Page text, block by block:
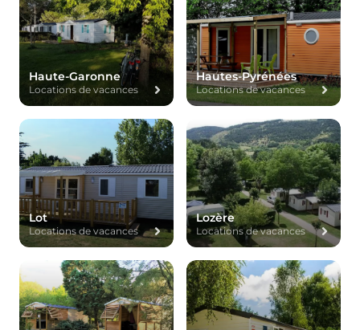
Haute-Garonne
Locations de vacances
Hautes-Pyrénées
Locations de vacances
Lot
Locations de vacances
Lozère
Locations de vacances